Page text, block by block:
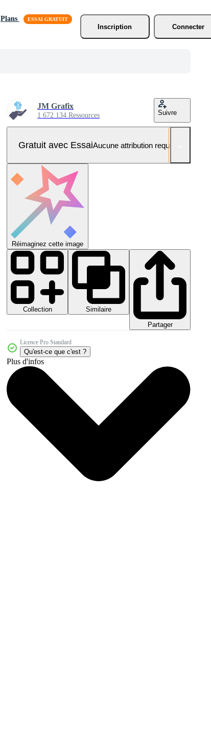
Plans
Inscription
Connecter
JM Grafix
1 672 134 Ressources Suivre
Gratuit avec EssaiAucune attribution requise
Réimaginez cette image
Collection
Similaire
Partager
Licence Pro Standard
Qu'est-ce que c'est ?
Plus d'infos